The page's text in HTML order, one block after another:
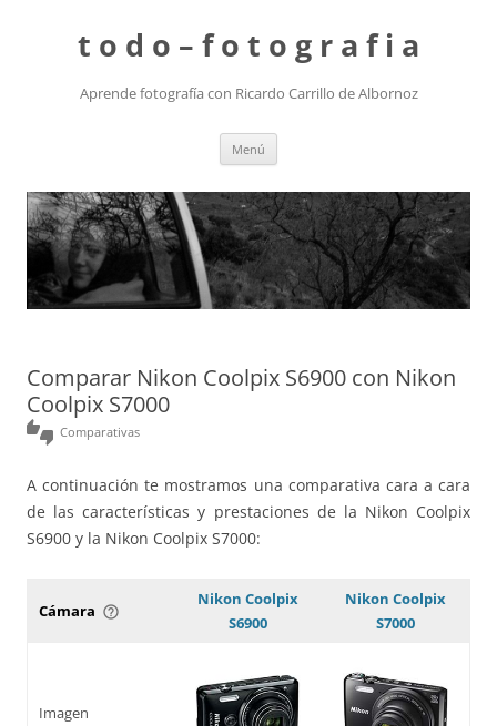
t o d o – f o t o g r a f i a
Aprende fotografía con Ricardo Carrillo de Albornoz
Menú
Comparar Nikon Coolpix S6900 con Nikon
Coolpix S7000
thumbs_up_down Comparativas
A continuación te mostramos una comparativa cara a cara
de las características y prestaciones de la Nikon Coolpix
S6900 y la Nikon Coolpix S7000:
Cámara help_outline
Nikon Coolpix
S6900
Nikon Coolpix
S7000
Imagen